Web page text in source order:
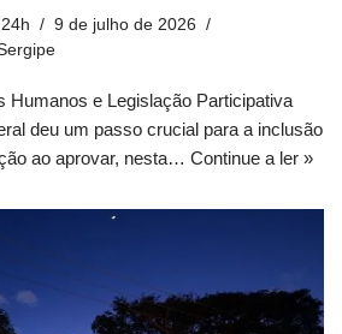
9 de julho de 2026
Humanos e Legislação Participativa
deu um passo crucial para a inclusão
ao aprovar, nesta… Continue a ler »